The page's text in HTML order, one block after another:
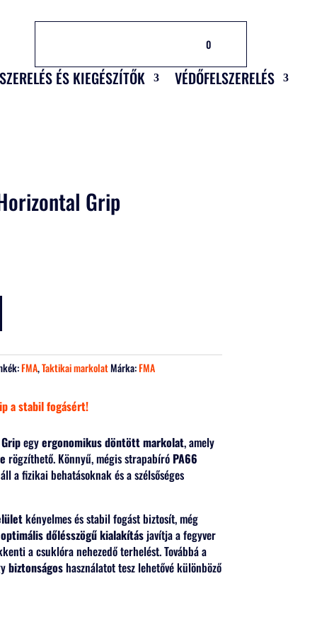
0
ÉS KIEGÉSZÍTŐK VÉDŐFELSZERELÉS
Grip
FMA,Taktikai markolatMárka:FMA
a stabil fogásért!
egyergonomikus döntött markolat, amely
rögzíthető. Könnyű, mégis strapabíró PA66
a fizikai behatásoknak és a szélsőséges
kényelmes és stabil fogást biztosít, még
optimális dőlésszögű kialakításjavítja a fegyver
a csuklóra nehezedő terhelést. Továbbá a
biztonságoshasználatot tesz lehetővé különböző